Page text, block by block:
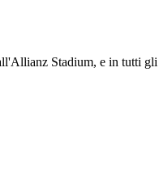
Stadium, e in tutti